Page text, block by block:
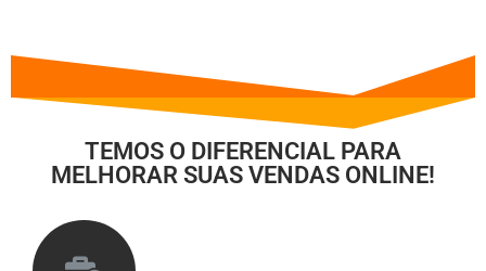
TEMOS O DIFERENCIAL PARA
MELHORAR SUAS VENDAS ONLINE!